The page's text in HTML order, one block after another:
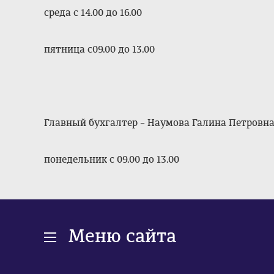
среда с 14.00 до 16.00
пятница с09.00 до 13.00
Главный бухгалтер – Наумова Галина Петровна
понедельник с 09.00 до 13.00
Меню сайта